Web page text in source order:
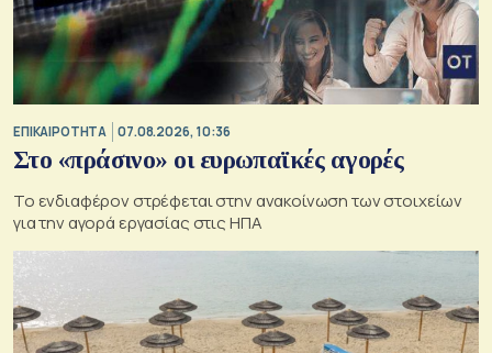
ΕΠΙΚΑΙΡΟΤΗΤΑ 07.08.2026, 10:36
Στο «πράσινο» οι ευρωπαϊκές αγορές
Το ενδιαφέρον στρέφεται στην ανακοίνωση των στοιχείων
για την αγορά εργασίας στις ΗΠΑ